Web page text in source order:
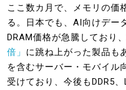
ここ数カ月で、メモリの価
る。日本でも、AI向けデー
DRAM価格が急騰しており
倍」 に跳ね上がった製品も
を含むサーバー・モバイル
受けており、今後もDDR5